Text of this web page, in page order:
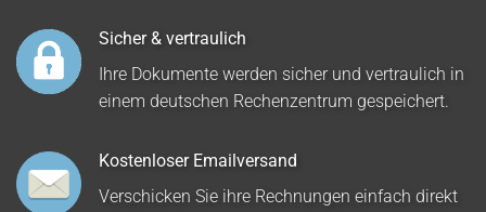
Sicher & vertraulich
Ihre Dokumente werden sicher und vertraulich in
einem deutschen Rechenzentrum gespeichert.
Kostenloser Emailversand
Verschicken Sie ihre Rechnungen einfach direkt